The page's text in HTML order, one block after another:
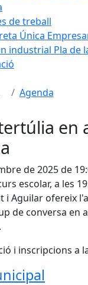
de treball
Única
industrial Pla de
Agenda
en
de 2025 de
escolar, a les
i Aguilar ofereix
de conversa en
i inscripcions a